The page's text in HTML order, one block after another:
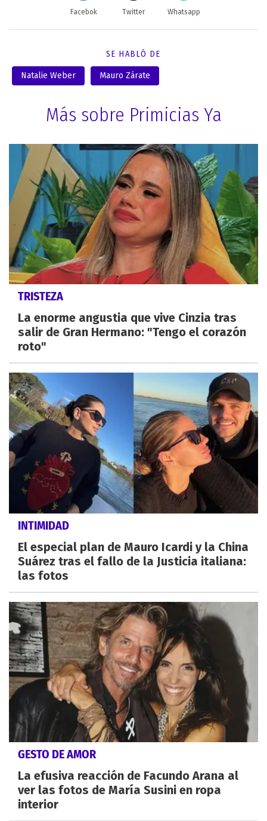
Facebok Twitter Whatsapp
SE HABLÓ DE
Natalie Weber Mauro Zárate
Más sobre Primicias Ya
TRISTEZA
La enorme angustia que vive Cinzia tras
salir de Gran Hermano: "Tengo el corazón
roto"
INTIMIDAD
El especial plan de Mauro Icardi y la China
Suárez tras el fallo de la Justicia italiana:
las fotos
GESTO DE AMOR
La efusiva reacción de Facundo Arana al
ver las fotos de María Susini en ropa
interior